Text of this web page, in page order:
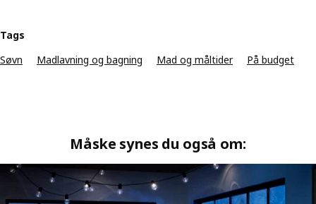
Tags
Søvn
Madlavning og bagning Mad og måltider På budget
Måske synes du også om: